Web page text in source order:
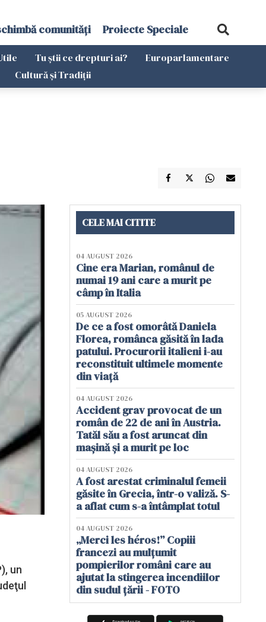
comunități Proiecte Speciale
Tu știi ce drepturi ai?
Europarlamentare
Cultură și Tradiții
un
CELE MAI CITITE
04 AUGUST 2026
Cine era Marian, românul de
numai 19 ani care a murit pe
câmp în Italia
05 AUGUST 2026
De ce a fost omorâtă Daniela
Florea, românca găsită în lada
patului. Procurorii italieni i-au
reconstituit ultimele momente
din viață
04 AUGUST 2026
Accident grav provocat de un
român de 22 de ani în Austria.
Tatăl său a fost aruncat din
mașină și a murit pe loc
04 AUGUST 2026
A fost arestat criminalul femeii
găsite în Grecia, într-o valiză. S-
a aflat cum s-a întâmplat totul
04 AUGUST 2026
„Merci les héros!” Copiii
francezi au mulțumit
pompierilor români care au
ajutat la stingerea incendiilor
din sudul țării - FOTO